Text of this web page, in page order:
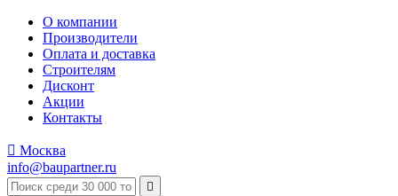
О компании
Производители
Оплата и доставка
Строителям
Дисконт
Акции
Контакты
 Москва
info@baupartner.ru
